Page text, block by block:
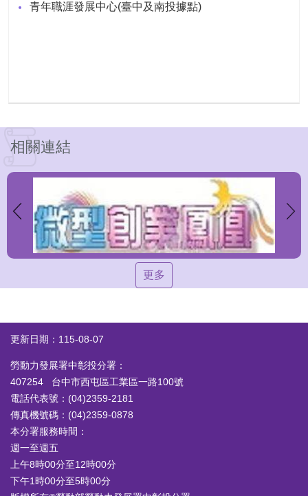
青年職涯發展中心(臺中及南投據點)
相關連結
更多
更新日期：115-08-07
勞動力發展署中彰投分署：
407254 台中市西屯區工業區一路100號
電話代表號：(04)2359-2181
傳真機號碼：(04)2359-0878
本分署服務時間：
週一至週五
上午8時00分至12時00分
下午1時00分至5時00分